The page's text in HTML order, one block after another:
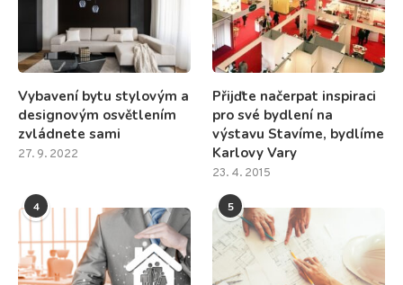
Vybavení bytu stylovým a
designovým osvětlením
zvládnete sami
27. 9. 2022
Přijďte načerpat inspiraci
pro své bydlení na
výstavu Stavíme, bydlíme
Karlovy Vary
23. 4. 2015
4 5